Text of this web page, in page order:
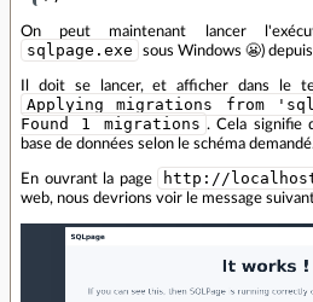
On peut maintenant lancer
sqlpage.exe sous Windows 😬)
Il doit se lancer, et afficher dans le
Applying migrations from
Found 1 migrations . Cela signifie
base de données selon le schéma demandé.
En ouvrant la page http://
web, nous devrions voir le message